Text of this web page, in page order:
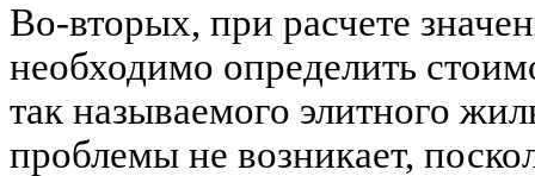
Во-вторых, при расчете
необходимо определить
так называемого элитного
проблемы не возникает,